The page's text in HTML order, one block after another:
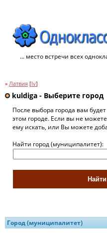
... место встречи всех
» Латвия [lv]
kuldiga - Выберите город
После выбора города вам
этом городе. Если вы не
ему искать, или Вы можете
Найти город (муниципалитет):
Город (муниципалитет)